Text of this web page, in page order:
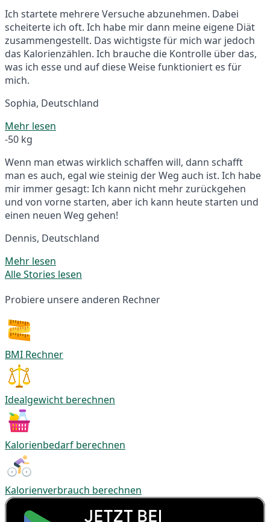
Ich startete mehrere Versuche abzunehmen. Dabei
scheiterte ich oft. Ich habe mir dann meine eigene Diät
zusammengestellt. Das wichtigste für mich war jedoch
das Kalorienzählen. Ich brauche die Kontrolle über das,
was ich esse und auf diese Weise funktioniert es für
mich.
Sophia, Deutschland
Mehr lesen
-50 kg
Wenn man etwas wirklich schaffen will, dann schafft
man es auch, egal wie steinig der Weg auch ist. Ich habe
mir immer gesagt: Ich kann nicht mehr zurückgehen
und von vorne starten, aber ich kann heute starten und
einen neuen Weg gehen!
Dennis, Deutschland
Mehr lesen
Alle Stories lesen
Probiere unsere anderen Rechner
BMI Rechner
Idealgewicht berechnen
Kalorienbedarf berechnen
Kalorienverbrauch berechnen